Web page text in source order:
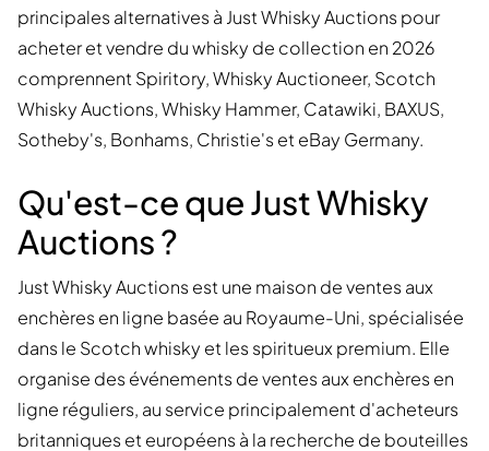
principales alternatives à Just Whisky Auctions pour
acheter et vendre du whisky de collection en 2026
comprennent Spiritory, Whisky Auctioneer, Scotch
Whisky Auctions, Whisky Hammer, Catawiki, BAXUS,
Sotheby's, Bonhams, Christie's et eBay Germany.
Qu'est-ce que Just Whisky
Auctions ?
Just Whisky Auctions est une maison de ventes aux
enchères en ligne basée au Royaume-Uni, spécialisée
dans le Scotch whisky et les spiritueux premium. Elle
organise des événements de ventes aux enchères en
ligne réguliers, au service principalement d'acheteurs
britanniques et européens à la recherche de bouteilles